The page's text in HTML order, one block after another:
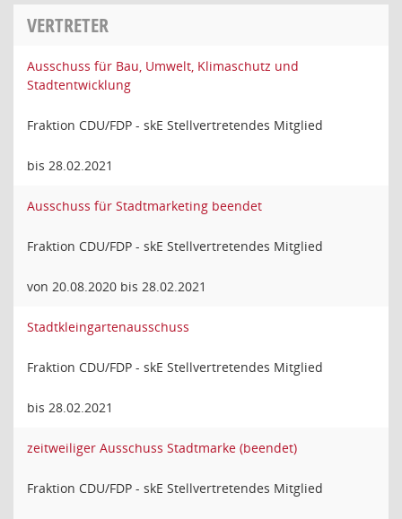
VERTRETER
Ausschuss für Bau, Umwelt, Klimaschutz und
Stadtentwicklung
Fraktion CDU/FDP - skE Stellvertretendes Mitglied
bis 28.02.2021
Ausschuss für Stadtmarketing beendet
Fraktion CDU/FDP - skE Stellvertretendes Mitglied
von 20.08.2020 bis 28.02.2021
Stadtkleingartenausschuss
Fraktion CDU/FDP - skE Stellvertretendes Mitglied
bis 28.02.2021
zeitweiliger Ausschuss Stadtmarke (beendet)
Fraktion CDU/FDP - skE Stellvertretendes Mitglied